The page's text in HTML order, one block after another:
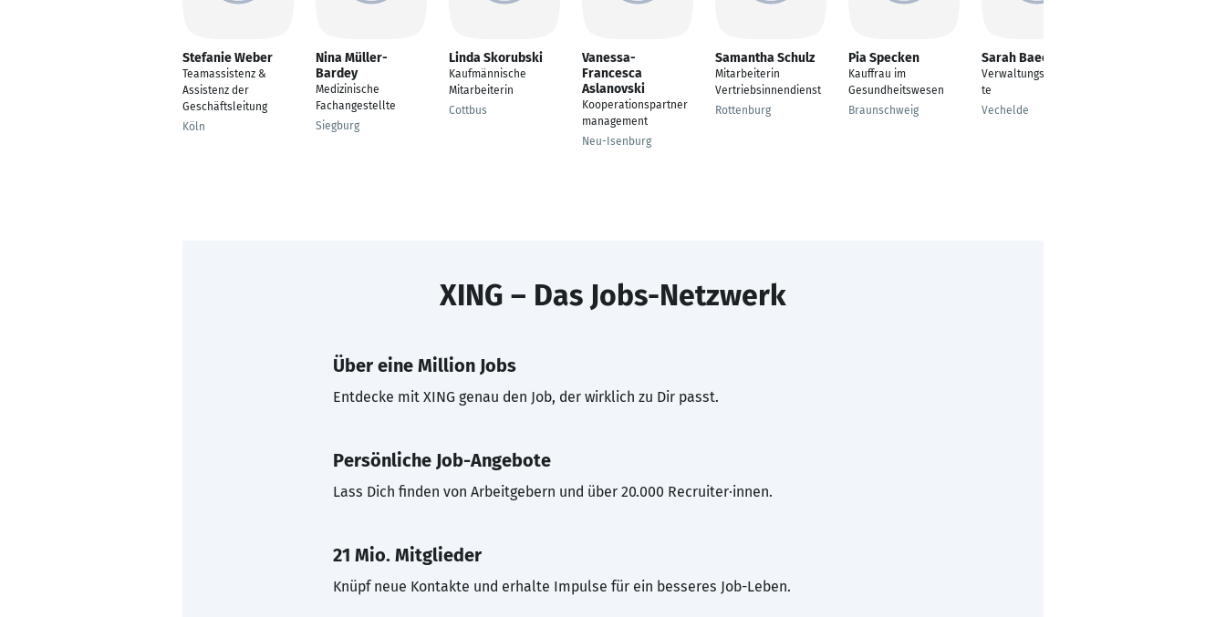
Stefanie Weber
Teamassistenz &
Assistenz der
Geschäftsleitung
Köln
Nina Müller-
Bardey
Medizinische
Fachangestellte
Siegburg
Linda Skorubski
Kaufmännische
Mitarbeiterin
Cottbus
Vanessa-
Francesca
Aslanovski
Kooperationspartner
management
Neu-Isenburg
Samantha Schulz
Mitarbeiterin
Vertriebsinnendienst
Rottenburg
Pia Specken
Kauffrau im
Gesundheitswesen
Braunschweig
Sarah Baecker
Verwaltungsangestell
te
Vechelde
XING – Das Jobs-Netzwerk
Über eine Million Jobs
Entdecke mit XING genau den Job, der wirklich zu Dir passt.
Persönliche Job-Angebote
Lass Dich finden von Arbeitgebern und über 20.000 Recruiter·innen.
21 Mio. Mitglieder
Knüpf neue Kontakte und erhalte Impulse für ein besseres Job-Leben.